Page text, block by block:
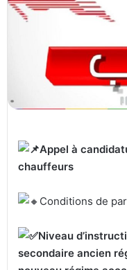
Appel à
chauffeurs
Conditions de
Niveau
secondaire ancien